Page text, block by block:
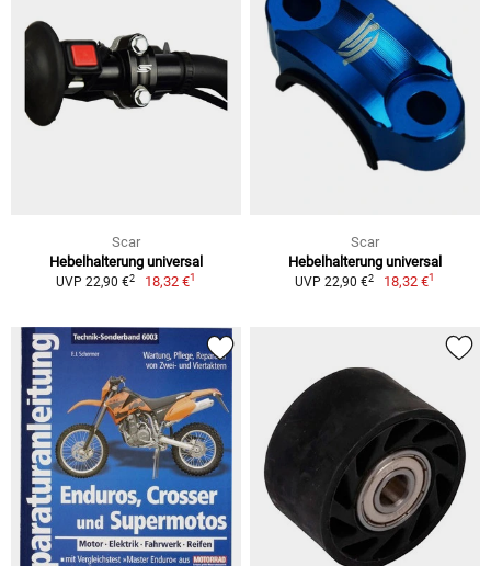
Scar
Hebelhalterung universal
UVP 22,90 €2 18,32 €1
Scar
Hebelhalterung universal
UVP 22,90 €2 18,32 €1